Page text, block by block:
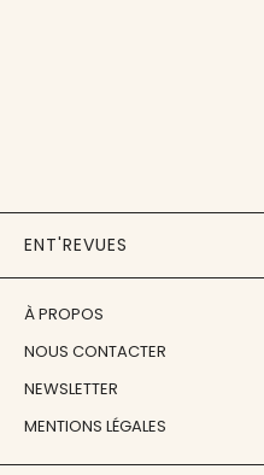
ENT'REVUES
À PROPOS
NOUS CONTACTER
NEWSLETTER
MENTIONS LÉGALES